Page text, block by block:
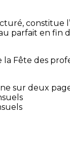
constitue
parfait en fin
la Fête des
sur deux